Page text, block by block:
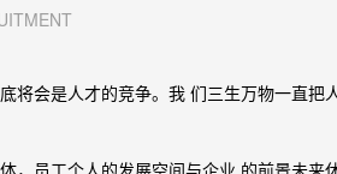
将会是人才的竞争。我 们三生万物一直把
，员工个人的发展空间与企业 的前景未来